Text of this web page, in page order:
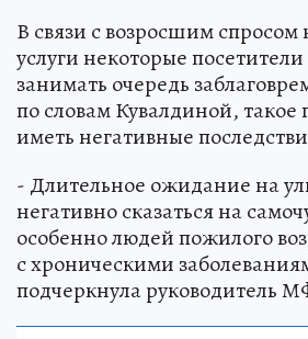
В связи с возросшим спросом
услуги некоторые
занимать очередь
по словам Кувалдиной,
иметь негативные
- Длительное ожидание на
негативно сказаться на
особенно людей пожилого
с хроническими
подчеркнула руководитель